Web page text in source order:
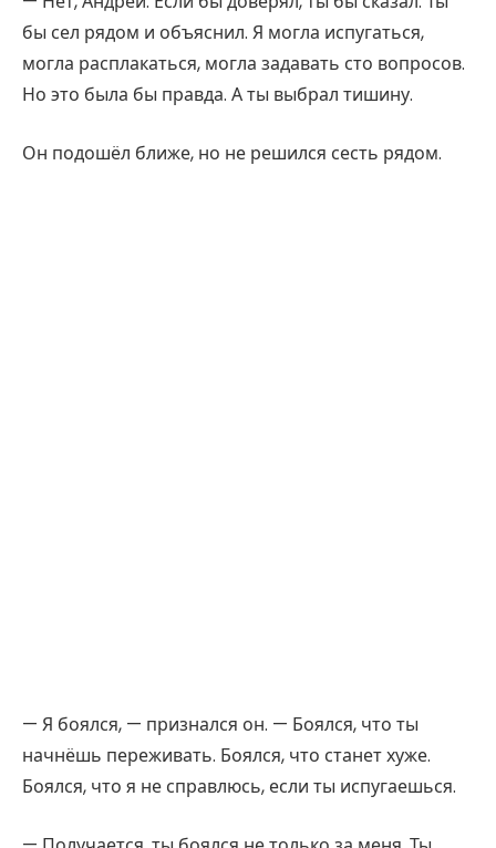
бы сел рядом и объяснил. Я могла испугаться,
могла расплакаться, могла задавать сто вопросов.
Но это была бы правда. А ты выбрал тишину.
Он подошёл ближе, но не решился сесть рядом.
— Я боялся, — признался он. — Боялся, что ты
начнёшь переживать. Боялся, что станет хуже.
Боялся, что я не справлюсь, если ты испугаешься.